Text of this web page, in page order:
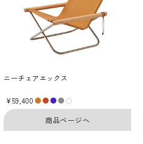
ニーチェアエックス
¥59,400
商品ページへ